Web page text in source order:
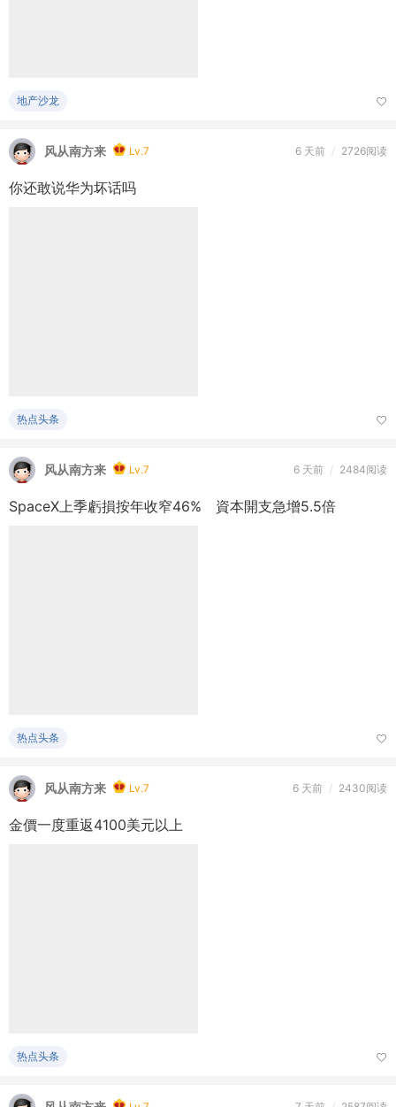
你还敢说华为坏话吗
SpaceX上季虧損按年收窄46% 資本開支急增5.5倍
金價一度重返4100美元以上
內地客零議價1.7萬承租土瓜灣瑧 尚1房戶